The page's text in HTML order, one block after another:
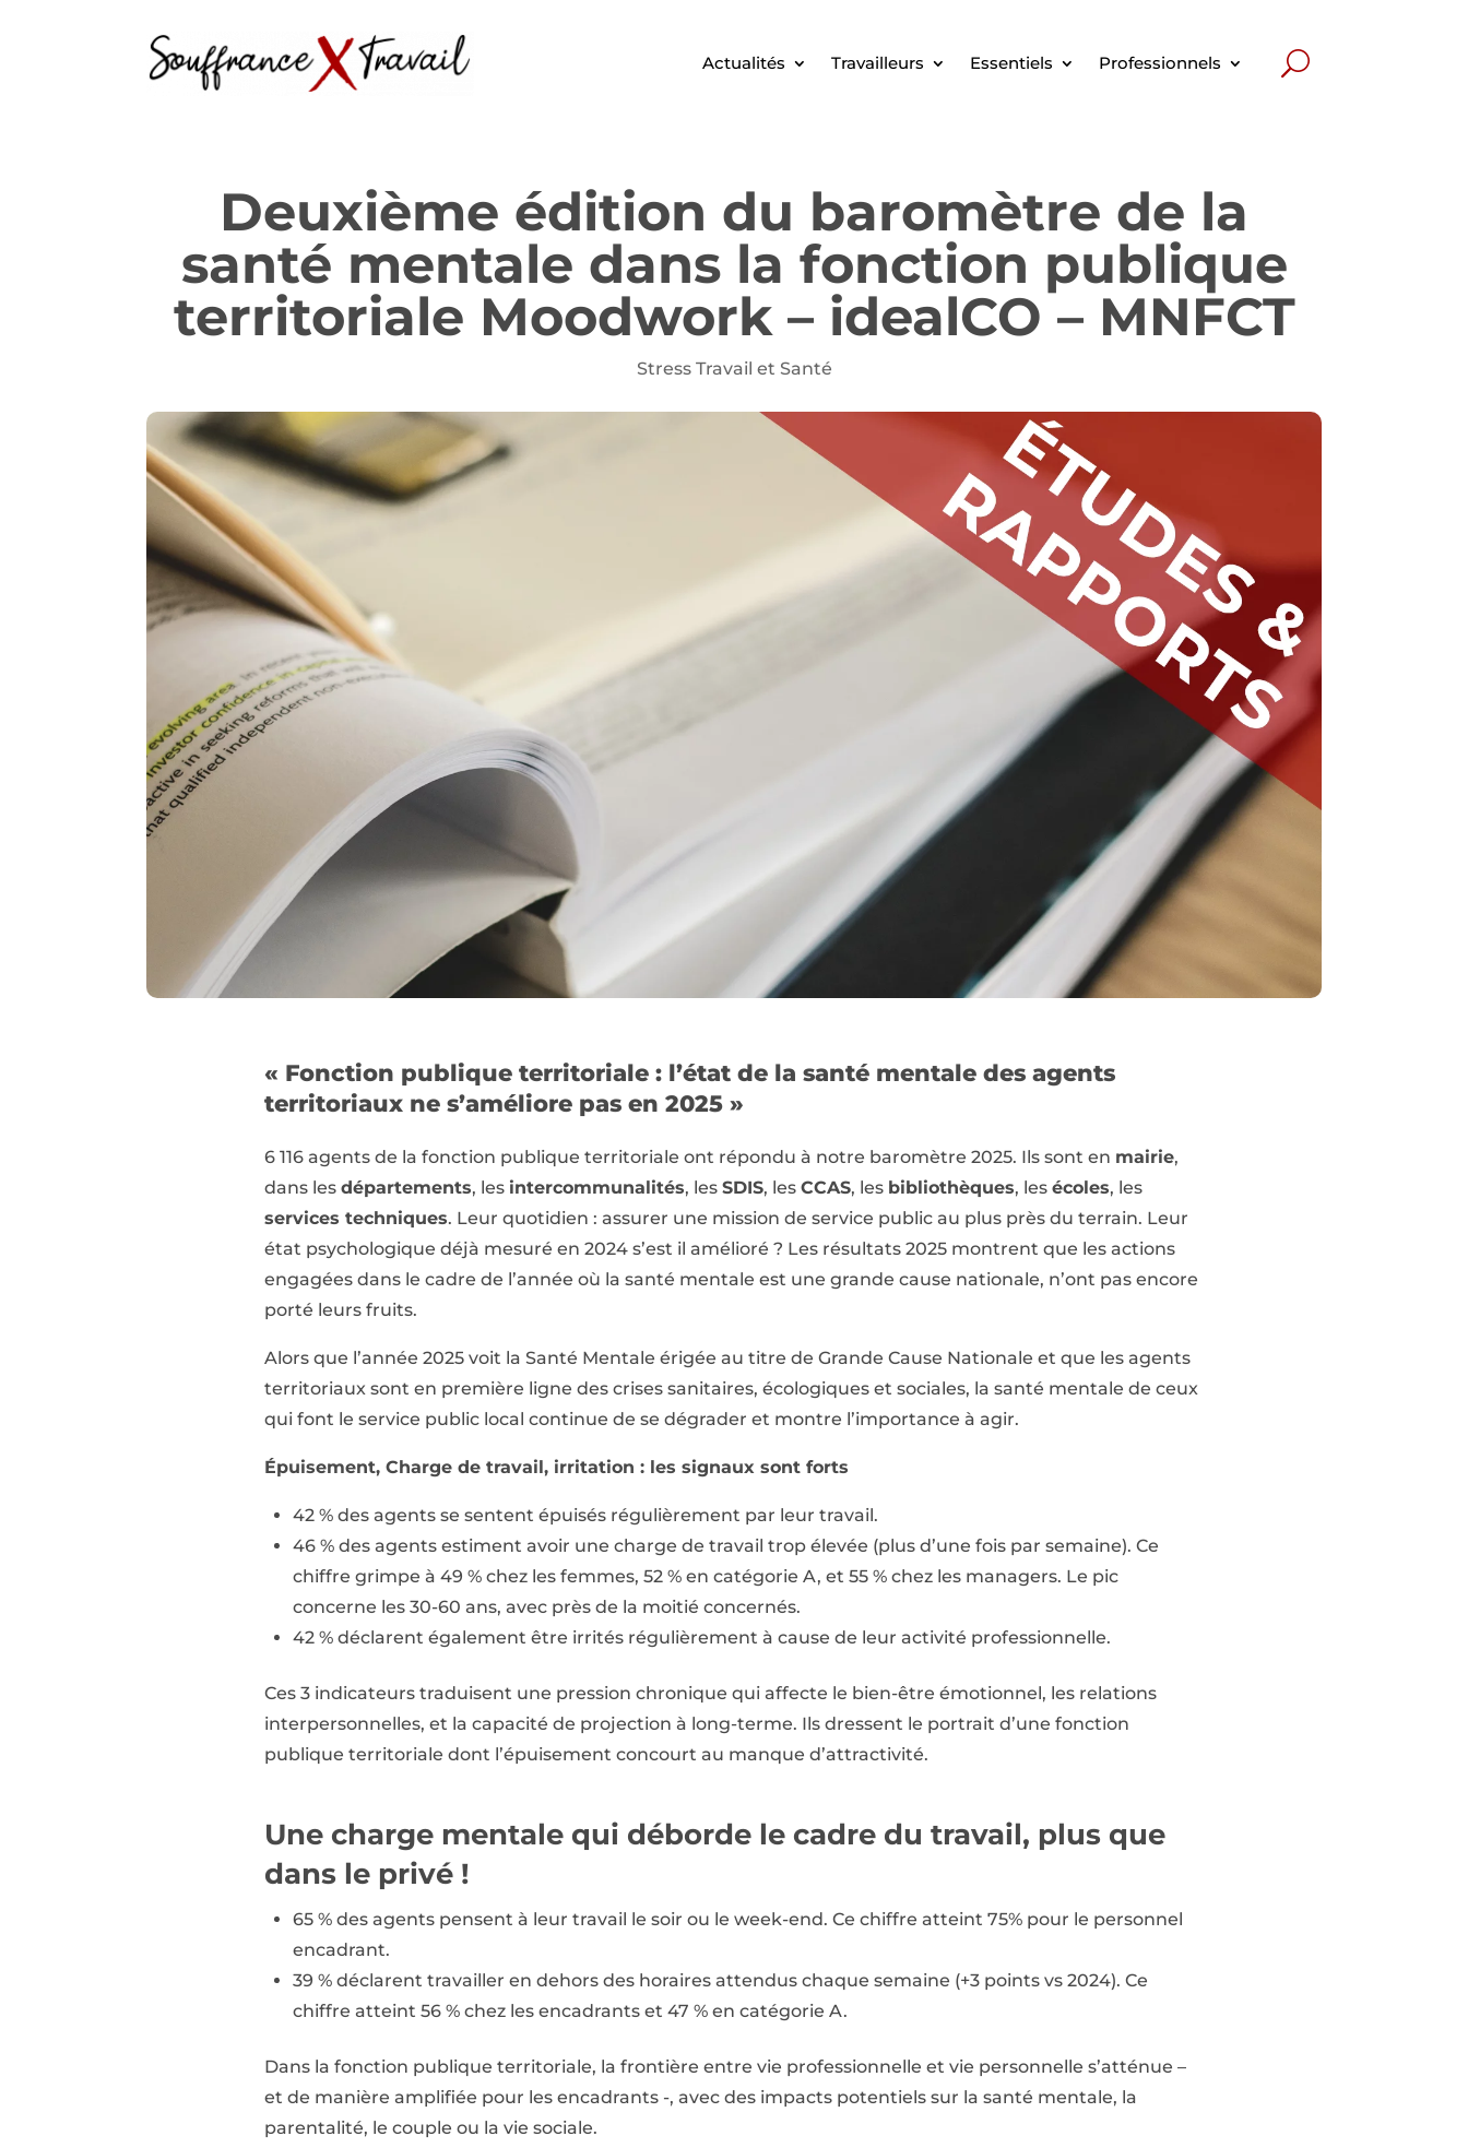
Actualités Travailleurs Essentiels Professionnels
Deuxième édition du baromètre de la
santé mentale dans la fonction publique
territoriale Moodwork – idealCO – MNFCT
Stress Travail et Santé
« Fonction publique territoriale : l’état de la santé mentale des agents
territoriaux ne s’améliore pas en 2025 »
6 116 agents de la fonction publique territoriale ont répondu à notre baromètre 2025. Ils sont en mairie,
dans les départements, les intercommunalités, les SDIS, les CCAS, les bibliothèques, les écoles, les
services techniques. Leur quotidien : assurer une mission de service public au plus près du terrain. Leur
état psychologique déjà mesuré en 2024 s’est il amélioré ? Les résultats 2025 montrent que les actions
engagées dans le cadre de l’année où la santé mentale est une grande cause nationale, n’ont pas encore
porté leurs fruits.
Alors que l’année 2025 voit la Santé Mentale érigée au titre de Grande Cause Nationale et que les agents
territoriaux sont en première ligne des crises sanitaires, écologiques et sociales, la santé mentale de ceux
qui font le service public local continue de se dégrader et montre l’importance à agir.
Épuisement, Charge de travail, irritation : les signaux sont forts
42 % des agents se sentent épuisés régulièrement par leur travail.
46 % des agents estiment avoir une charge de travail trop élevée (plus d’une fois par semaine). Ce
chiffre grimpe à 49 % chez les femmes, 52 % en catégorie A, et 55 % chez les managers. Le pic
concerne les 30-60 ans, avec près de la moitié concernés.
42 % déclarent également être irrités régulièrement à cause de leur activité professionnelle.
Ces 3 indicateurs traduisent une pression chronique qui affecte le bien-être émotionnel, les relations
interpersonnelles, et la capacité de projection à long-terme. Ils dressent le portrait d’une fonction
publique territoriale dont l’épuisement concourt au manque d’attractivité.
Une charge mentale qui déborde le cadre du travail, plus que
dans le privé !
65 % des agents pensent à leur travail le soir ou le week-end. Ce chiffre atteint 75% pour le personnel
encadrant.
39 % déclarent travailler en dehors des horaires attendus chaque semaine (+3 points vs 2024). Ce
chiffre atteint 56 % chez les encadrants et 47 % en catégorie A.
Dans la fonction publique territoriale, la frontière entre vie professionnelle et vie personnelle s’atténue –
et de manière amplifiée pour les encadrants -, avec des impacts potentiels sur la santé mentale, la
parentalité, le couple ou la vie sociale.